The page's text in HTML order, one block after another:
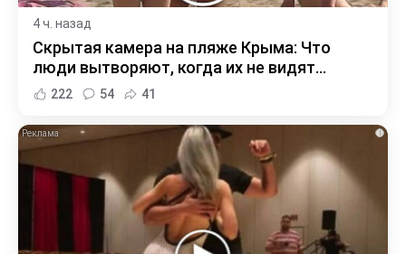
4 ч. назад
Скрытая камера на пляже Крыма: Что
люди вытворяют, когда их не видят...
222 54 41
i